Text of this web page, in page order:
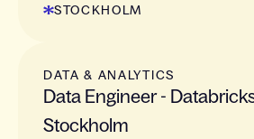
STOCKHOLM
DATA & ANALYTICS
Data Engineer -
Stockholm